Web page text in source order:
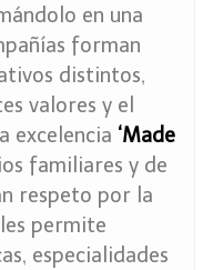
en una
forman
distintos,
valores y el
excelencia ‘Made
familiares y de
respeto por la
permite
especialidades